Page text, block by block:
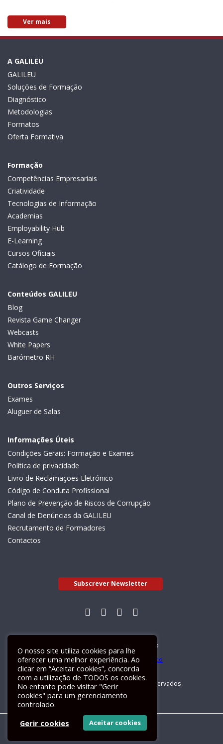
Ver mais
A GALILEU
GALILEU
Soluções de Formação
Diagnóstico
Metodologias
Formatos
Oferta Formativa
Formação
Competências Empresariais
Criatividade
Tecnologias de Informação
Academias
Employability Hub
E-Learning
Cursos Oficiais
Catálogo de Formação
Conteúdos GALILEU
Blog
Revista Game Changer
Webcasts
White Papers
Barómetro RH
Outros Serviços
Exames
Aluguer de Salas
Informações Úteis
Condições Gerais: Formação e Exames
Política de privacidade
Livro de Reclamações Eletrónico
Código de Conduta Profissional
Plano de Prevenção de Riscos de Corrupção
Canal de Denúncias da GALILEU
Recrutamento de Formadores
Contactos
Subscrever Newsletter
Livro de Reclamações Electrónico
GALILEU 2026 © Todos os direitos reservados
Um siteActiveMedia
O nosso site utiliza cookies para lhe
oferecer uma melhor experiência. Ao
clicar em “Aceitar cookies”, concorda
com a utilização de TODOS os cookies.
No entanto pode visitar "Gerir
cookies" para um gerenciamento
controlado.
Gerir cookies
Aceitar cookies